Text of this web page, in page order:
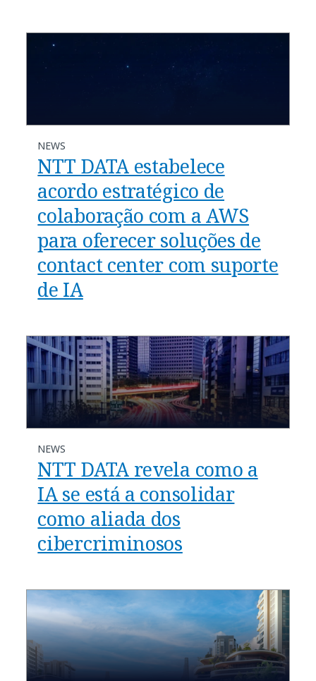
NEWS
NTT DATA estabelece
acordo estratégico de
colaboração com a AWS
para oferecer soluções de
contact center com suporte
de IA
NEWS
NTT DATA revela como a
IA se está a consolidar
como aliada dos
cibercriminosos